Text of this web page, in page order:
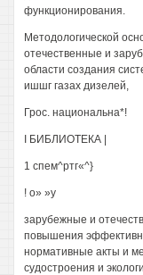
функционирования.
Методологической
отечественные и
области создания
ишшг газах дизелей,
Грос. национальна*!
I БИБЛИОТЕКА |
1 спем^ртг«^}
! о» »у
зарубежные и
повышения
нормативные акты и
судостроения и